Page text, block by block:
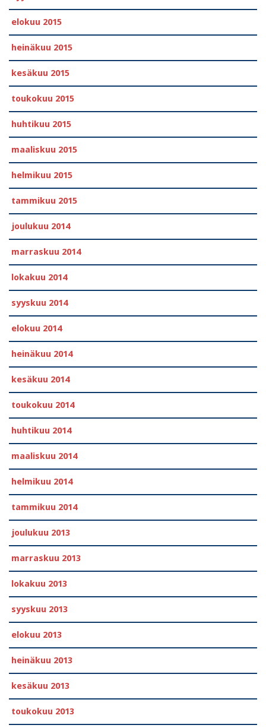
elokuu 2015
heinäkuu 2015
kesäkuu 2015
toukokuu 2015
huhtikuu 2015
maaliskuu 2015
helmikuu 2015
tammikuu 2015
joulukuu 2014
marraskuu 2014
lokakuu 2014
syyskuu 2014
elokuu 2014
heinäkuu 2014
kesäkuu 2014
toukokuu 2014
huhtikuu 2014
maaliskuu 2014
helmikuu 2014
tammikuu 2014
joulukuu 2013
marraskuu 2013
lokakuu 2013
syyskuu 2013
elokuu 2013
heinäkuu 2013
kesäkuu 2013
toukokuu 2013